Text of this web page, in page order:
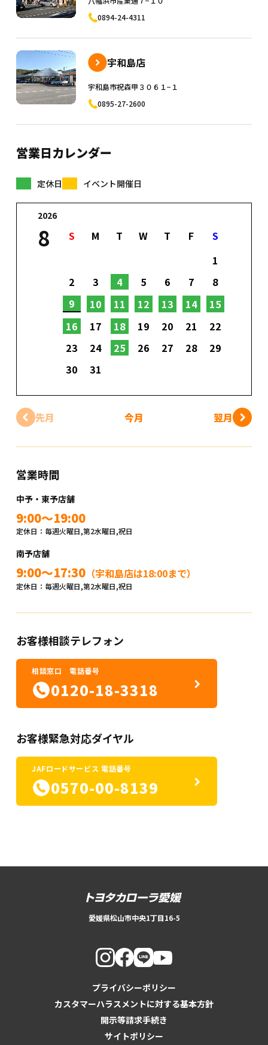
0894-24-4311
宇和島店
宇和島市祝森甲３０６１−１
0895-27-2600
営業日カレンダー
定休日 イベント開催日
2026
8 S M T W T F
S
1
2
3 4 5 6 7
8
9
10 11 12 13 14
15
16
17 18 19 20 21
22
23
24 25 26 27 28
29
30
31
先月 今月 翌月
営業時間
中予・東予店舗
9:00～19:00
定休日：毎週火曜日,第2水曜日,祝日
南予店舗
9:00～17:30 （宇和島店は18:00まで）
定休日：毎週火曜日,第2水曜日,祝日
お客様相談テレフォン
相談窓口 電話番号
0120-18-3318
お客様緊急対応ダイヤル
JAFロードサービス 電話番号
0570-00-8139
愛媛県松山市中央1丁目16-5
プライバシーポリシー
カスタマーハラスメントに対する基本方針
開示等請求手続き
サイトポリシー